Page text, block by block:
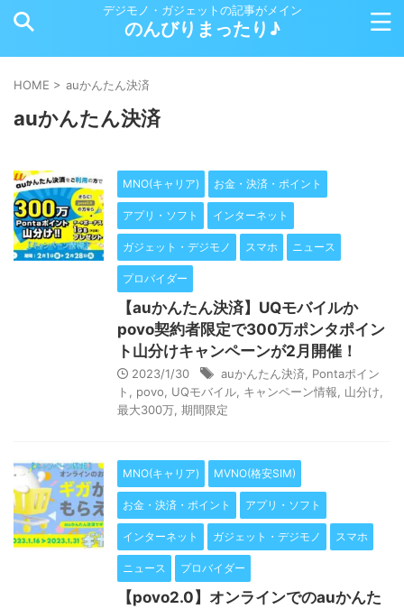
デジモノ・ガジェットの記事がメイン
のんびりまったり♪
HOME > auかんたん決済
auかんたん決済
MNO(キャリア) お金・決済・ポイント
アプリ・ソフト インターネット
ガジェット・デジモノ スマホ ニュース
プロバイダー
【auかんたん決済】UQモバイルか
povo契約者限定で300万ポンタポイン
ト山分けキャンペーンが2月開催！
2023/1/30 auかんたん決済
Pontaポイン
ト
povo UQモバイル キャンペーン情報 山分け
最大300万 期間限定
MNO(キャリア) MVNO(格安SIM)
お金・決済・ポイント アプリ・ソフト
インターネット ガジェット・デジモノ スマホ
ニュース プロバイダー
【povo2.0】オンラインでのauかんた